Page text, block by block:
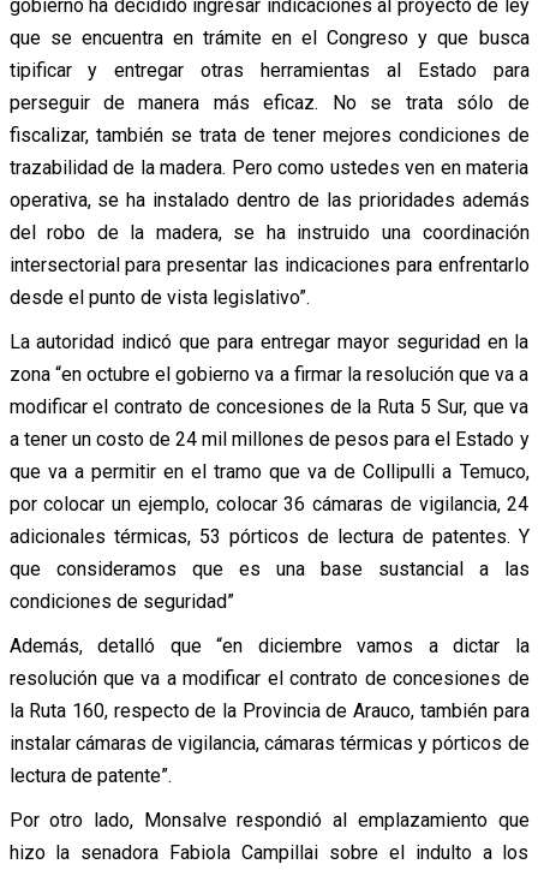
gobierno ha decidido ingresar indicaciones al proyecto de ley
que se encuentra en trámite en el Congreso y que busca
tipificar y entregar otras herramientas al Estado para
perseguir de manera más eficaz. No se trata sólo de
fiscalizar, también se trata de tener mejores condiciones de
trazabilidad de la madera. Pero como ustedes ven en materia
operativa, se ha instalado dentro de las prioridades además
del robo de la madera, se ha instruido una coordinación
intersectorial para presentar las indicaciones para enfrentarlo
desde el punto de vista legislativo”.
La autoridad indicó que para entregar mayor seguridad en la
zona “en octubre el gobierno va a firmar la resolución que va a
modificar el contrato de concesiones de la Ruta 5 Sur, que va
a tener un costo de 24 mil millones de pesos para el Estado y
que va a permitir en el tramo que va de Collipulli a Temuco,
por colocar un ejemplo, colocar 36 cámaras de vigilancia, 24
adicionales térmicas, 53 pórticos de lectura de patentes. Y
que consideramos que es una base sustancial a las
condiciones de seguridad”
Además, detalló que “en diciembre vamos a dictar la
resolución que va a modificar el contrato de concesiones de
la Ruta 160, respecto de la Provincia de Arauco, también para
instalar cámaras de vigilancia, cámaras térmicas y pórticos de
lectura de patente”.
Por otro lado, Monsalve respondió al emplazamiento que
hizo la senadora Fabiola Campillai sobre el indulto a los